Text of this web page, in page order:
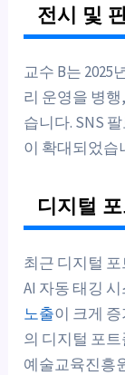
전시 및
교수 B는 2025
리 운영을 병
습니다. SNS
이 확대되었습
디지털
최근 디지털
AI 자동 태깅
노출이 크게
의 디지털 포
예술교육진흥